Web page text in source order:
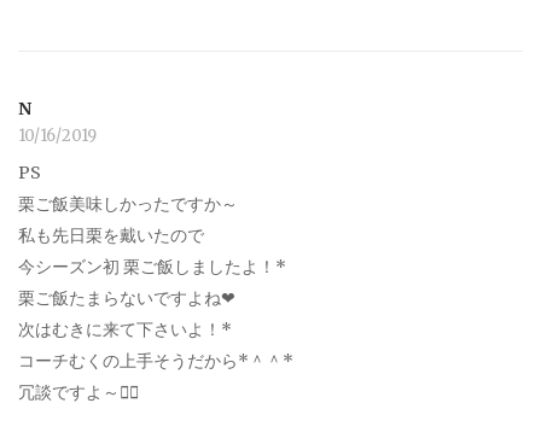
N
10/16/2019
PS
栗ご飯美味しかったですか～
私も先日栗を戴いたので
今シーズン初 栗ご飯しましたよ！*
栗ご飯たまらないですよね‪‪❤︎‬
次はむきに来て下さいよ！*
コーチむくの上手そうだから*＾＾*
冗談ですよ～笑⃝